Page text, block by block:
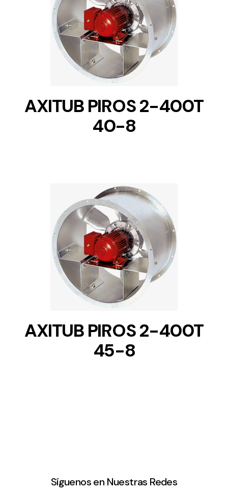
DETAILS
AXITUB PIROS 2-400T
40-8
DETAILS
AXITUB PIROS 2-400T
45-8
Síguenos en Nuestras Redes